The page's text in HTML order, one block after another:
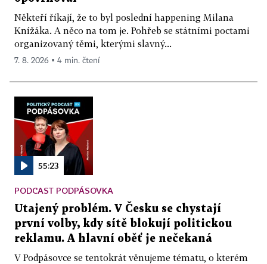
Někteří říkají, že to byl poslední happening Milana
Knížáka. A něco na tom je. Pohřeb se státními poctami
organizovaný těmi, kterými slavný...
7. 8. 2026 ▪ 4 min. čtení
55:23
PODCAST PODPÁSOVKA
Utajený problém. V Česku se chystají
první volby, kdy sítě blokují politickou
reklamu. A hlavní oběť je nečekaná
V Podpásovce se tentokrát věnujeme tématu, o kterém